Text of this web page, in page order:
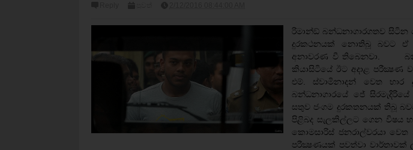
රිමාන්ඞ් බන්ධනාගාරගතව සිටින
දුරකථනයක් නොතිබූ බවට ඒ
අනාවරණ වී තිබෙනවා.
කියාසිටියේ ඊට අදාළ පරීක්‍ෂණ
එම්. ස්වාමිනාදන් වෙත
බන්ධනාගාරයේ ජේ
සතුව ජංගම දුරකතනයක් තිබූ
පිළිබද සැලකිල්ලට ගෙන විෂය
කොමසාරිස් ජනරාල්වරයා
පරීක්‍ෂණයක් පවත්වා